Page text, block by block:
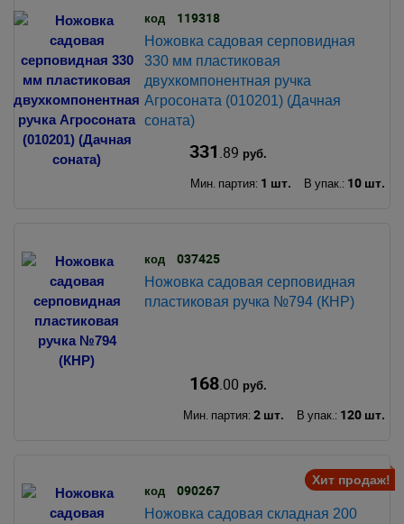
код 119318
Ножовка садовая серповидная
330 мм пластиковая
двухкомпонентная ручка
Агросоната (010201) (Дачная
соната)
331.89 руб.
Мин. партия: 1 шт. В упак.: 10 шт.
код 037425
Ножовка садовая серповидная
пластиковая ручка №794 (КНР)
168.00 руб.
Мин. партия: 2 шт. В упак.: 120 шт.
Хит продаж!
код 090267
Ножовка садовая складная 200